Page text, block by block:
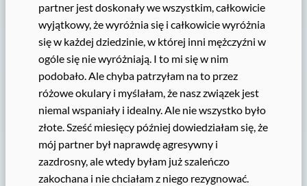
partner jest doskonały we wszystkim, całkowicie
wyjątkowy, że wyróżnia się i całkowicie wyróżnia
się w każdej dziedzinie, w której inni mężczyźni w
ogóle się nie wyróżniają. I to mi się w nim
podobało. Ale chyba patrzyłam na to przez
różowe okulary i myślałam, że nasz związek jest
niemal wspaniały i idealny. Ale nie wszystko było
złote. Sześć miesięcy później dowiedziałam się, że
mój partner był naprawdę agresywny i
zazdrosny, ale wtedy byłam już szaleńczo
zakochana i nie chciałam z niego rezygnować.